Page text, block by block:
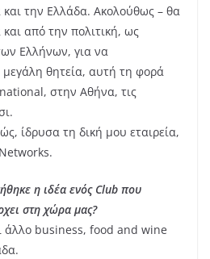
και την Ελλάδα. Ακολούθως – θα
από την πολιτική, ως
Ελλήνων, για να
θητεία, αυτή τη φορά
στην Αθήνα, τις
ίδρυσα τη δική μου εταιρεία,
η ιδέα ενός Club που
στη χώρα μας?
άλλο business, food and wine